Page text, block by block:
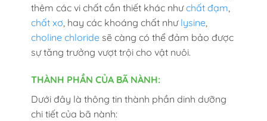
thêm các vi chất cần thiết khác nhưchất đạm,
chất xơ, hay các khoáng chất như lysine,
choline chloridesẽ càng có thể đảm bảo được
sự tăng trưởng vượt trội cho vật nuôi.
THÀNH PHẦN CỦA BÃ NÀNH:
Dưới đây là thông tin thành phần dinh dưỡng
chi tiết của bã nành: